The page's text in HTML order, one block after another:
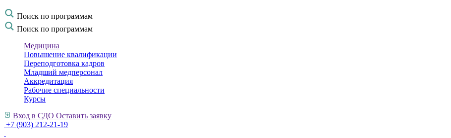
Поиск по программам
Поиск по программам
Медицина
Повышение квалификации
Переподготовка кадров
Младший медперсонал
Аккредитация
Рабочие специальности
Курсы
Вход в СДО Оставить заявку
+7 (903) 212-21-19